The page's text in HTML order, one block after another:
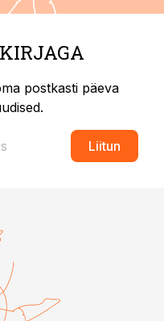
postkasti päeva
Liitun